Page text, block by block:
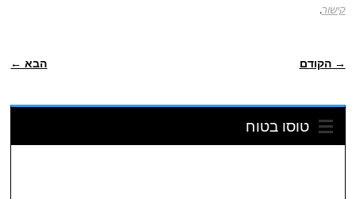
קישור.
→ הקודם הבא ←
טוסו בטוח